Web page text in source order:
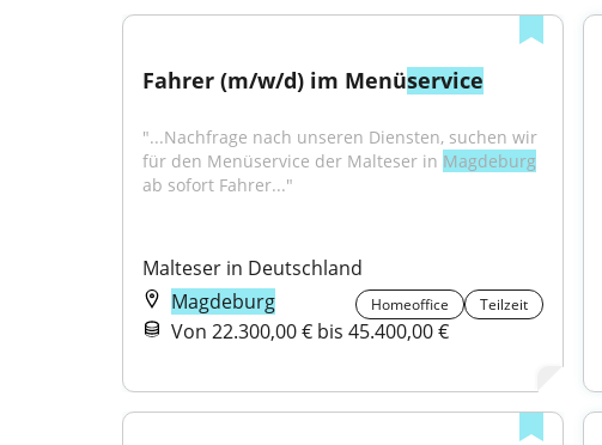
Fahrer (m/w/d) im Menüservice
"...Nachfrage nach unseren Diensten, suchen wir
für den Menüservice der Malteser in Magdeburg
ab sofort Fahrer..."
Malteser in Deutschland
Magdeburg
Homeoffice Teilzeit
Von 22.300,00 € bis 45.400,00 €